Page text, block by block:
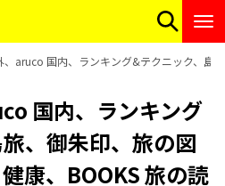
、aruco 国内、ランキング&テクニック、島
国内、ランキング
、御朱印、旅の図
康、BOOKS 旅の読